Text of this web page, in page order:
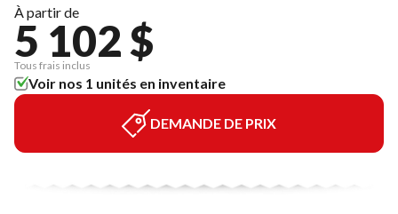
À partir de
5 102 $
Tous frais inclus
Voir nos 1 unités en inventaire
DEMANDE DE PRIX